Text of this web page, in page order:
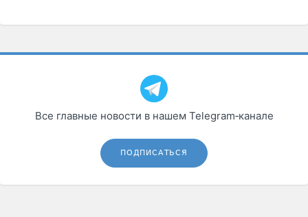
Все главные новости в нашем Telegram‑канале
ПОДПИСАТЬСЯ